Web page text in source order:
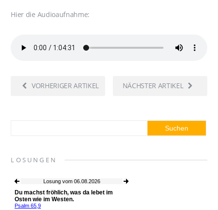
Hier die Audioaufnahme:
VORHERIGER ARTIKEL NÄCHSTER ARTIKEL
LOSUNGEN